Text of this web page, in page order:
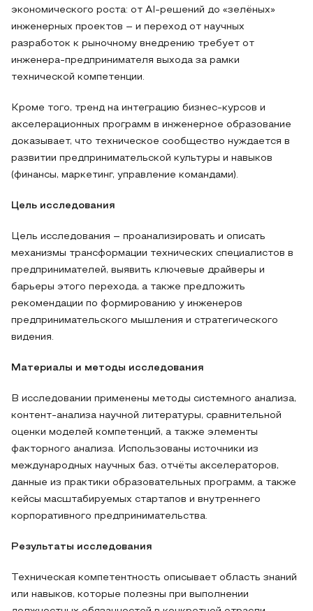
экономического роста: от AI‑решений до «зелёных»
инженерных проектов – и переход от научных
разработок к рыночному внедрению требует от
инженера‑предпринимателя выхода за рамки
технической компетенции.
Кроме того, тренд на интеграцию бизнес‑курсов и
акселерационных программ в инженерное образование
доказывает, что техническое сообщество нуждается в
развитии предпринимательской культуры и навыков
(финансы, маркетинг, управление командами).
Цель исследования
Цель исследования – проанализировать и описать
механизмы трансформации технических специалистов в
предпринимателей, выявить ключевые драйверы и
барьеры этого перехода, а также предложить
рекомендации по формированию у инженеров
предпринимательского мышления и стратегического
видения.
Материалы и методы исследования
В исследовании применены методы системного анализа,
контент-анализа научной литературы, сравнительной
оценки моделей компетенций, а также элементы
факторного анализа. Использованы источники из
международных научных баз, отчёты акселераторов,
данные из практики образовательных программ, а также
кейсы масштабируемых стартапов и внутреннего
корпоративного предпринимательства.
Результаты исследования
Техническая компетентность описывает область знаний
или навыков, которые полезны при выполнении